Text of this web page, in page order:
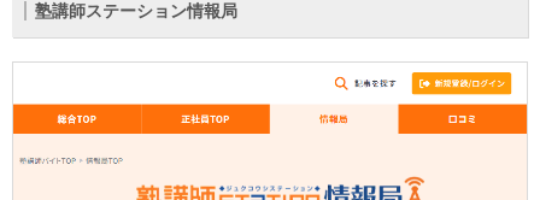
塾講師ステーション情報局